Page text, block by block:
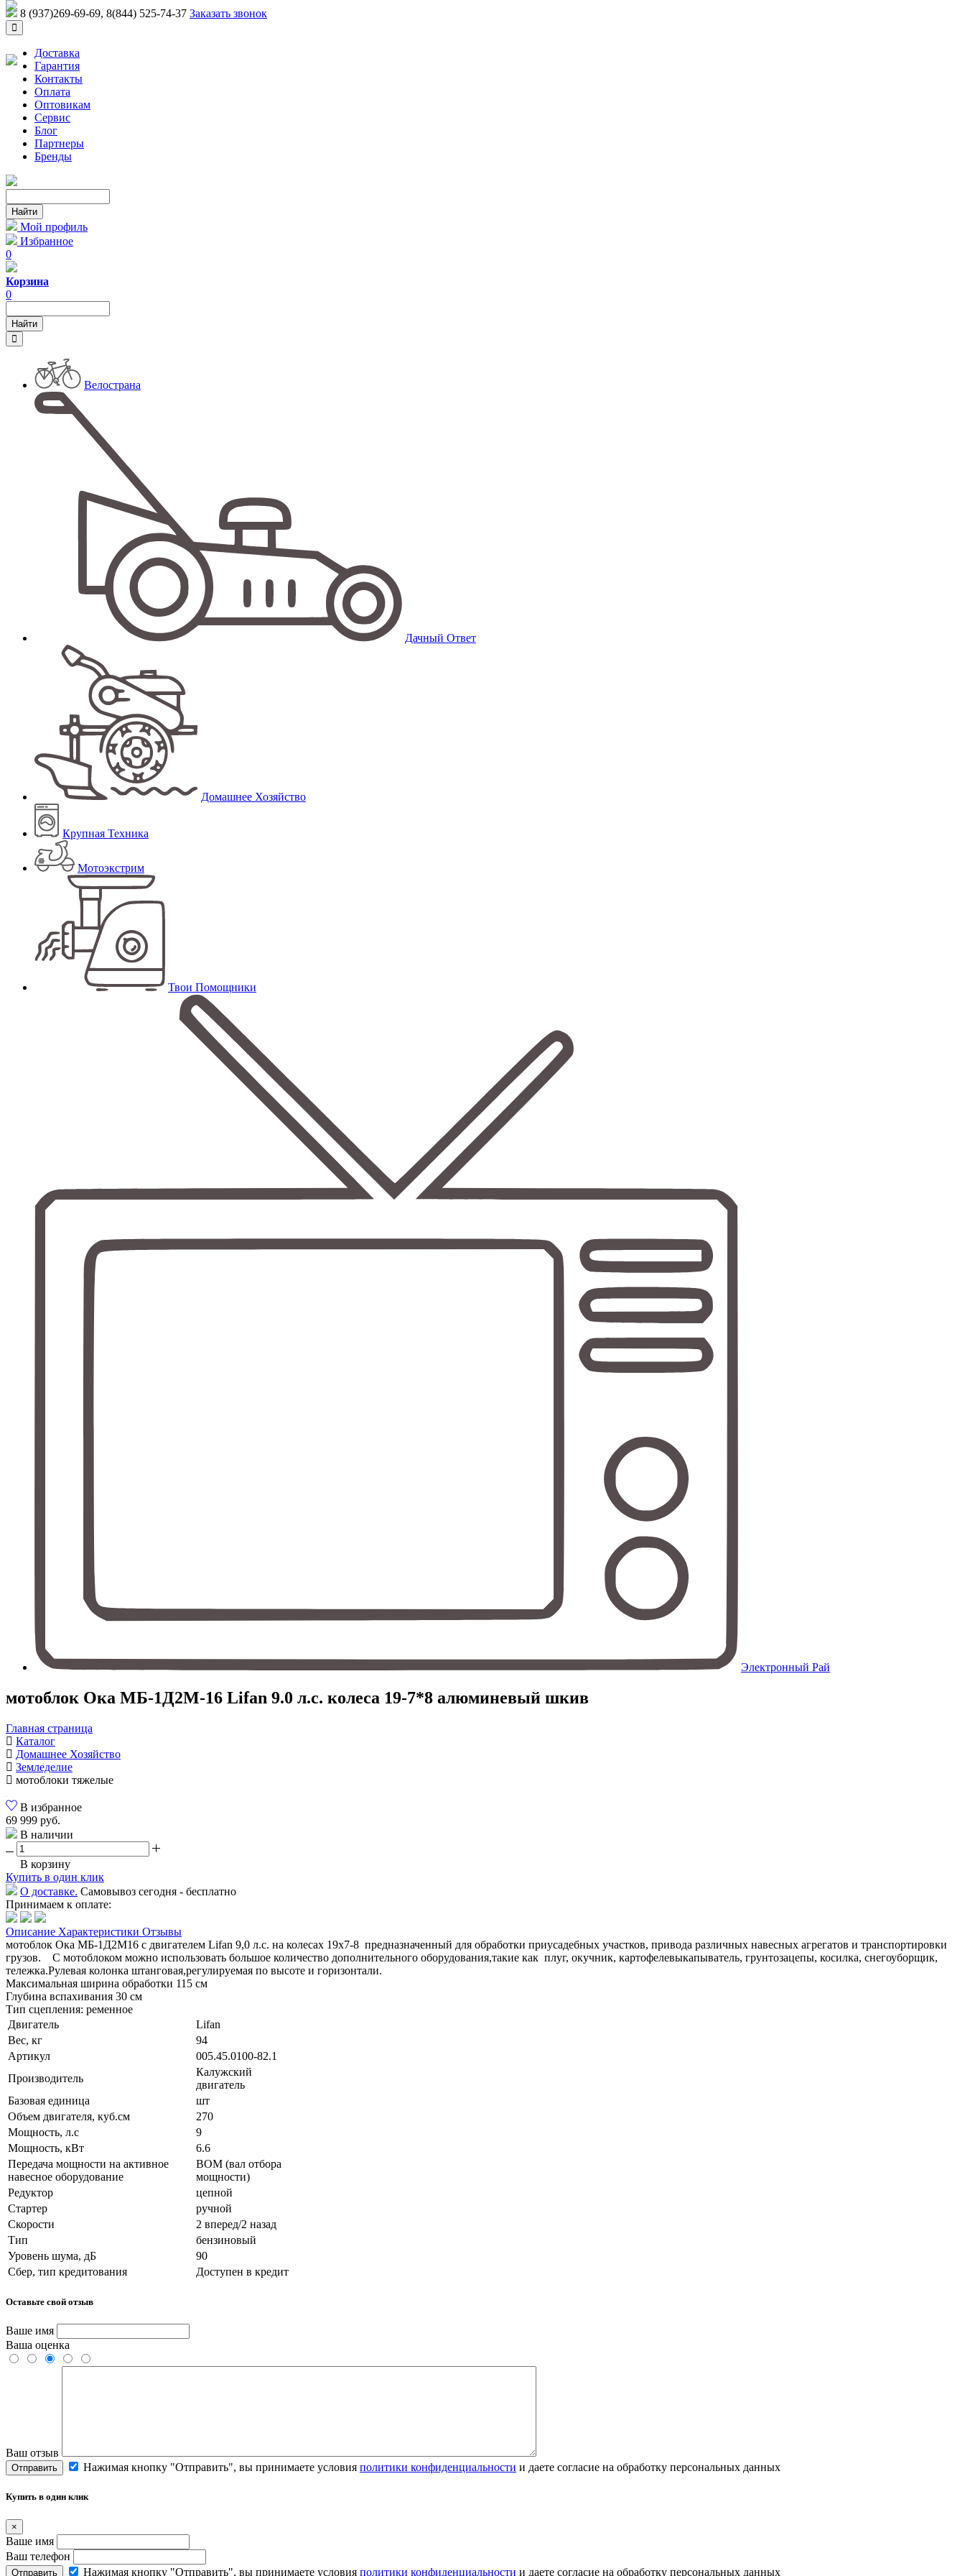
8 (937)269-69-69, 8(844) 525-74-37 Заказать звонок
Доставка
Гарантия
Контакты
Оплата
Оптовикам
Сервис
Блог
Партнеры
Бренды
Мой профиль
Избранное
0
Корзина
0
Велострана
Дачный Ответ
Домашнее Хозяйство
Крупная Техника
Мотоэкстрим
Твои Помощники
Электронный Рай
мотоблок Ока МБ-1Д2М-16 Lifan 9.0 л.с. колеса 19-7*8 алюминевый шкив
Главная страница
Каталог
Домашнее Хозяйство
Земледелие
мотоблоки тяжелые
В избранное
69 999 руб.
В наличии
В корзину
Купить в один клик
О доставке. Самовывоз сегодня - бесплатно
Принимаем к оплате:
Описание Характеристики Отзывы
мотоблок Ока МБ-1Д2М16 с двигателем Lifan 9,0 л.с. на колесах 19х7-8 предназначенный для обработки приусадебных участков, привода различных навесных агрегатов и транспортировки
грузов. С мотоблоком можно использовать большое количество дополнительного оборудования,такие как плуг, окучник, картофелевыкапыватель, грунтозацепы, косилка, снегоуборщик,
тележка.Рулевая колонка штанговая,регулируемая по высоте и горизонтали.
Максимальная ширина обработки 115 см
Глубина вспахивания 30 см
Тип сцепления: ременное
Двигатель
Lifan
Вес, кг
94
Артикул
005.45.0100-82.1
Производитель
Калужский
двигатель
Базовая единица
шт
Объем двигателя, куб.см
270
Мощность, л.с
9
Мощность, кВт
6.6
Передача мощности на активное
навесное оборудование
ВОМ (вал отбора
мощности)
Редуктор
цепной
Стартер
ручной
Скорости
2 вперед/2 назад
Тип
бензиновый
Уровень шума, дБ
90
Сбер, тип кредитования
Доступен в кредит
Оставьте свой отзыв
Ваше имя
Ваша оценка
Ваш отзыв
Отправить Нажимая кнопку "Отправить", вы принимаете условия политики конфиденциальности и даете согласие на обработку персональных данных
Купить в один клик
×
Ваше имя
Ваш телефон
Отправить Нажимая кнопку "Отправить", вы принимаете условия политики конфиденциальности и даете согласие на обработку персональных данных